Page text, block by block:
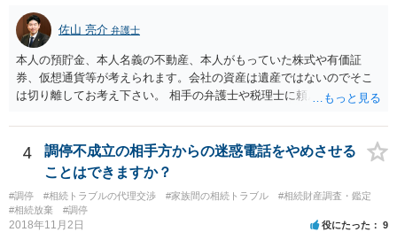
佐山 亮介 弁護士
本人の預貯金、本人名義の不動産、本人がもっていた株式や有価証
券、仮想通貨等が考えられます。会社の資産は遺産ではないのでそこ
は切り離してお考え下さい。 相手の弁護士や税理士に頼んでも守秘義
意に開示を求め、応じなければ「調査嘱託」という手続きを使って銀
行等に照会をかけることになるでしょう。 不動産は、相続登記が済ん
でいなければ市役所ないし区役所に、お子様と義父様のつながりがわ
かる戸籍一式を揃えてもちこみ、「名寄せ」という手続きをすると、
分かると思います。遺産分割協議書の偽造等により既に相続登記され
てしまっている場合は、住所などに当たりをつけて登記名義を調べて
4
調停不成立の相手方からの迷惑電話をやめさせる
ことはできますか？
#調停 #相続トラブルの代理交渉 #家族間の相続トラブル
#相続財産調査・鑑定
#相続放棄
#調停
2018年11月2日 役にたった 9